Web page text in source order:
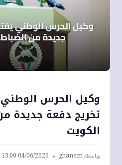
وكيل الحرس
تخريج دفعة جديدة
الكويت
بواسطةghanem
04/06/2026 13:00